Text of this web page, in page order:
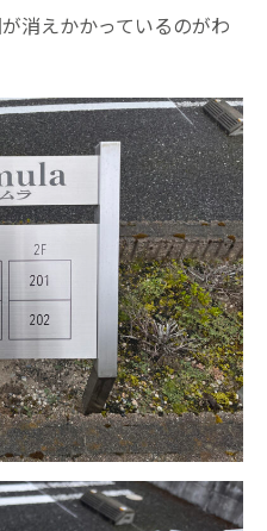
消えかかっているのがわ